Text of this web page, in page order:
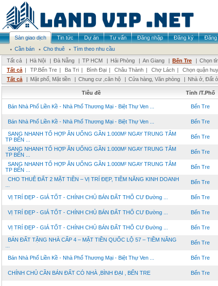
Sàn giao dịch Tin tức Dự án Tư vấn Đăng nhập Đăng ký
Đăng
Cần bán
Cho thuê
Tìm theo nhu cầu
Tất cả
| Hà Nội | Đà Nẵng | TP HCM | Hải Phòng | An Giang | Bến Tre | Chọn
Tất cả | TP.Bến Tre | Ba Tri | Bình Đại | Châu Thành | Chợ Lách |
Chọn quận
Tất cả
| Mặt phố, Mặt tiền | Chung cư ,căn hộ | Cửa hàng, Văn phòng | Nhà ở, Đất ở
Tiêu đề Tỉnh /T.Phố
Bán Nhà Phố Liền Kề - Nhà Phố Thương Mại - Biệt Thự Ven ... Bến Tre
Bán Nhà Phố Liền Kề - Nhà Phố Thương Mại - Biệt Thự Ven ... Bến Tre
SANG NHANH TỔ HỢP ĂN UỐNG GẦN 1.000M² NGAY TRUNG TÂM
TP BẾN ...
Bến Tre
SANG NHANH TỔ HỢP ĂN UỐNG GẦN 1.000M² NGAY TRUNG TÂM
TP BẾN ...
Bến Tre
SANG NHANH TỔ HỢP ĂN UỐNG GẦN 1.000M² NGAY TRUNG TÂM
TP BẾN ...
Bến Tre
CHO THUÊ ĐẤT 2 MẶT TIỀN – VỊ TRÍ ĐẸP, TIỀM NĂNG KINH DOANH
Bến Tre
VỊ TRÍ ĐẸP - GIÁ TỐT - CHÍNH CHỦ BÁN ĐẤT THỔ CƯ Đường ... Bến Tre
VỊ TRÍ ĐẸP - GIÁ TỐT - CHÍNH CHỦ BÁN ĐẤT THỔ CƯ Đường ... Bến Tre
VỊ TRÍ ĐẸP - GIÁ TỐT - CHÍNH CHỦ BÁN ĐẤT THỔ CƯ Đường ... Bến Tre
BÁN ĐẤT TẶNG NHÀ CẤP 4 – MẶT TIỀN QUỐC LỘ 57 – TIỀM NĂNG
Bến Tre
Bán Nhà Phố Liền Kề - Nhà Phố Thương Mại - Biệt Thự Ven ... Bến Tre
CHÍNH CHỦ CẦN BÁN ĐẤT CÓ NHÀ ,BÌNH ĐẠI , BẾN TRE Bến Tre